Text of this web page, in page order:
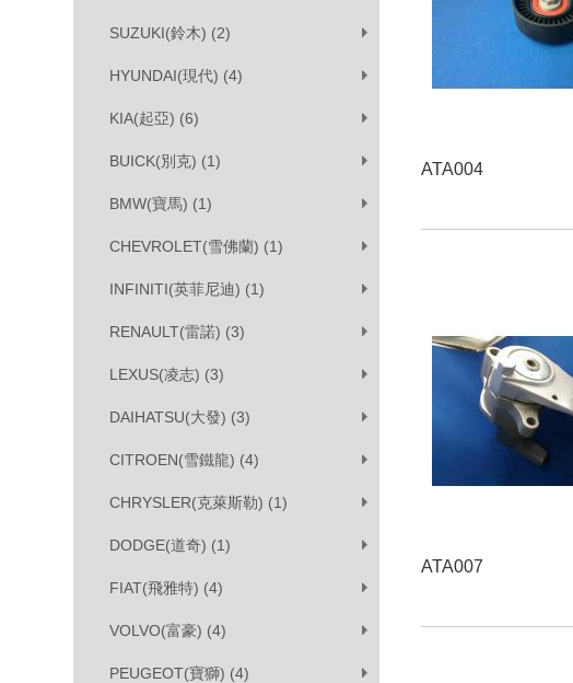
SUZUKI(鈴木) (2)
HYUNDAI(現代) (4)
KIA(起亞) (6)
BUICK(別克) (1)
BMW(寶馬) (1)
CHEVROLET(雪佛蘭) (1)
INFINITI(英菲尼迪) (1)
RENAULT(雷諾) (3)
LEXUS(凌志) (3)
DAIHATSU(大發) (3)
CITROEN(雪鐵龍) (4)
CHRYSLER(克萊斯勒) (1)
DODGE(道奇) (1)
FIAT(飛雅特) (4)
VOLVO(富豪) (4)
PEUGEOT(寶獅) (4)
ATA004
ATA007